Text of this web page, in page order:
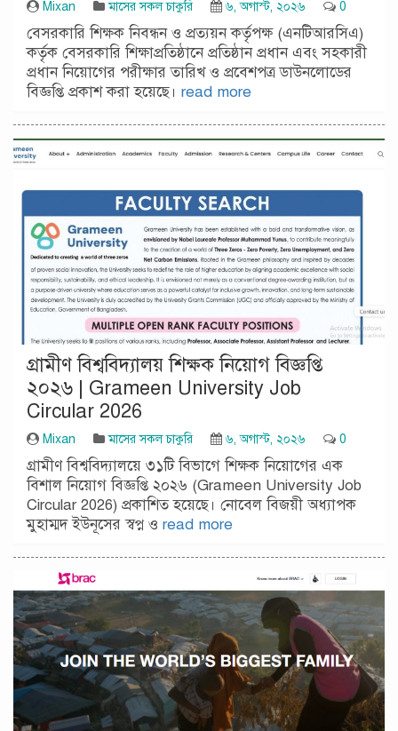
Mixan মাসের সকল চাকুরি ৬, অগাস্ট, ২০২৬ 0
বেসরকারি শিক্ষক নিবন্ধন ও প্রত্যয়ন কর্তৃপক্ষ (এনটিআরসিএ)
কর্তৃক বেসরকারি শিক্ষাপ্রতিষ্ঠানে প্রতিষ্ঠান প্রধান এবং সহকারী
প্রধান নিয়োগের পরীক্ষার তারিখ ও প্রবেশপত্র ডাউনলোডের
বিজ্ঞপ্তি প্রকাশ করা হয়েছে। read more
গ্রামীণ বিশ্ববিদ্যালয় শিক্ষক নিয়োগ বিজ্ঞপ্তি
২০২৬ | Grameen University Job
Circular 2026
Mixan মাসের সকল চাকুরি ৬, অগাস্ট, ২০২৬ 0
গ্রামীণ বিশ্ববিদ্যালয়ে ৩১টি বিভাগে শিক্ষক নিয়োগের এক
বিশাল নিয়োগ বিজ্ঞপ্তি ২০২৬ (Grameen University Job
Circular 2026) প্রকাশিত হয়েছে। নোবেল বিজয়ী অধ্যাপক
মুহাম্মদ ইউনূসের স্বপ্ন ও read more